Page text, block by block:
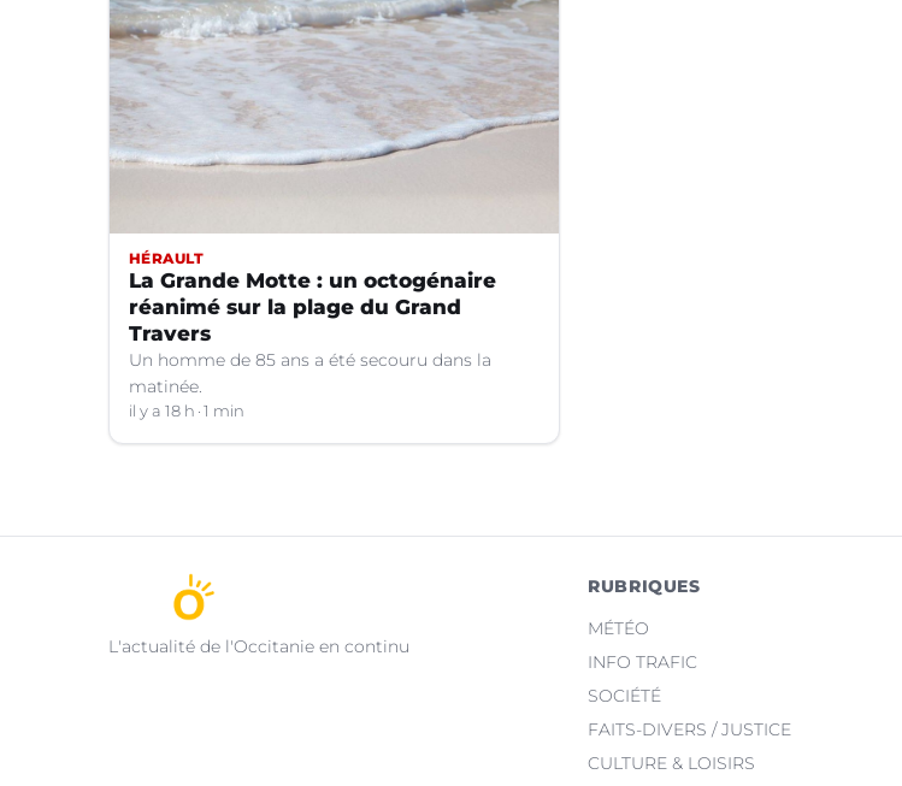
HÉRAULT
La Grande Motte : un octogénaire
réanimé sur la plage du Grand
Travers
Un homme de 85 ans a été secouru dans la
matinée.
il y a 18 h 1 min
L'actualité de l'Occitanie en continu
RUBRIQUES
MÉTÉO
INFO TRAFIC
SOCIÉTÉ
FAITS-DIVERS / JUSTICE
CULTURE & LOISIRS